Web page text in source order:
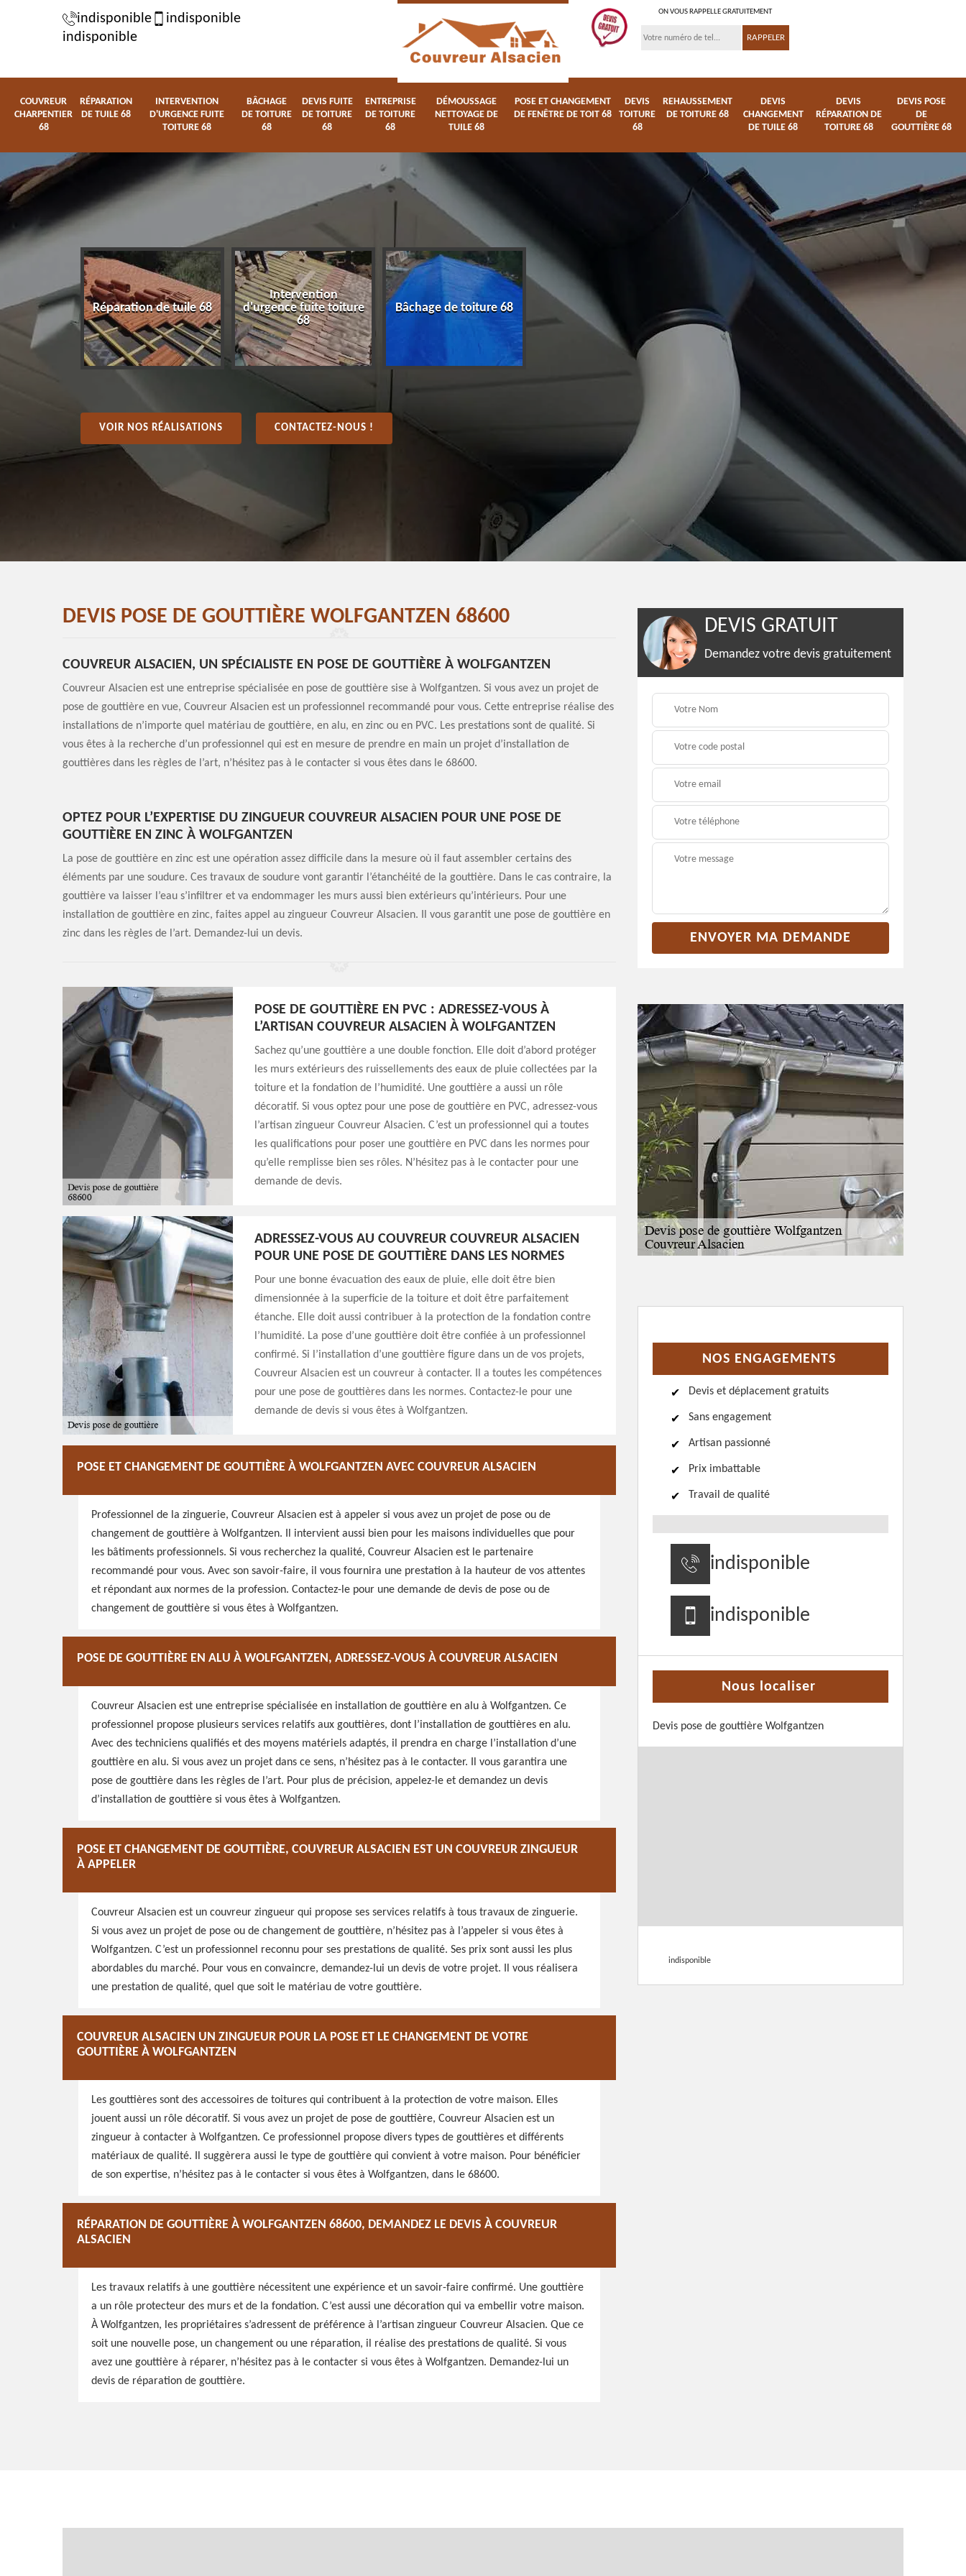
indisponible
indisponible
indisponible
ON VOUS RAPPELLE GRATUITEMENT
COUVREUR
CHARPENTIER
68
RÉPARATION
DE TUILE 68
INTERVENTION
D'URGENCE FUITE
TOITURE 68
BÂCHAGE
DE TOITURE
68
DEVIS FUITE
DE TOITURE
68
ENTREPRISE
DE TOITURE
68
DÉMOUSSAGE
NETTOYAGE DE
TUILE 68
POSE ET CHANGEMENT
DE FENÊTRE DE TOIT 68
DEVIS
TOITURE
68
REHAUSSEMENT
DE TOITURE 68
DEVIS
CHANGEMENT
DE TUILE 68
DEVIS
RÉPARATION DE
TOITURE 68
DEVIS POSE
DE
GOUTTIÈRE 68
Réparation de tuile 68
Intervention
d'urgence fuite toiture
68
Bâchage de toiture 68
Devis fuite de toiture
68
Entreprise de toiture
nettoyage de tuile 68
VOIR NOS RÉALISATIONS CONTACTEZ-NOUS !
DEVIS POSE DE GOUTTIÈRE WOLFGANTZEN 68600
COUVREUR ALSACIEN, UN SPÉCIALISTE EN POSE DE GOUTTIÈRE À WOLFGANTZEN
Couvreur Alsacien est une entreprise spécialisée en pose de gouttière sise à Wolfgantzen. Si vous avez un projet de
pose de gouttière en vue, Couvreur Alsacien est un professionnel recommandé pour vous. Cette entreprise réalise des
installations de n’importe quel matériau de gouttière, en alu, en zinc ou en PVC. Les prestations sont de qualité. Si
vous êtes à la recherche d’un professionnel qui est en mesure de prendre en main un projet d’installation de
gouttières dans les règles de l’art, n’hésitez pas à le contacter si vous êtes dans le 68600.
OPTEZ POUR L’EXPERTISE DU ZINGUEUR COUVREUR ALSACIEN POUR UNE POSE DE
GOUTTIÈRE EN ZINC À WOLFGANTZEN
La pose de gouttière en zinc est une opération assez difficile dans la mesure où il faut assembler certains des
éléments par une soudure. Ces travaux de soudure vont garantir l’étanchéité de la gouttière. Dans le cas contraire, la
gouttière va laisser l’eau s’infiltrer et va endommager les murs aussi bien extérieurs qu’intérieurs. Pour une
installation de gouttière en zinc, faites appel au zingueur Couvreur Alsacien. Il vous garantit une pose de gouttière en
zinc dans les règles de l’art. Demandez-lui un devis.
POSE DE GOUTTIÈRE EN PVC : ADRESSEZ-VOUS À
L’ARTISAN COUVREUR ALSACIEN À WOLFGANTZEN
Sachez qu’une gouttière a une double fonction. Elle doit d’abord protéger
les murs extérieurs des ruissellements des eaux de pluie collectées par la
toiture et la fondation de l’humidité. Une gouttière a aussi un rôle
décoratif. Si vous optez pour une pose de gouttière en PVC, adressez-vous
l’artisan zingueur Couvreur Alsacien. C’est un professionnel qui a toutes
les qualifications pour poser une gouttière en PVC dans les normes pour
qu’elle remplisse bien ses rôles. N’hésitez pas à le contacter pour une
demande de devis.
ADRESSEZ-VOUS AU COUVREUR COUVREUR ALSACIEN
POUR UNE POSE DE GOUTTIÈRE DANS LES NORMES
Pour une bonne évacuation des eaux de pluie, elle doit être bien
dimensionnée à la superficie de la toiture et doit être parfaitement
étanche. Elle doit aussi contribuer à la protection de la fondation contre
l’humidité. La pose d’une gouttière doit être confiée à un professionnel
confirmé. Si l’installation d’une gouttière figure dans un de vos projets,
Couvreur Alsacien est un couvreur à contacter. Il a toutes les compétences
pour une pose de gouttières dans les normes. Contactez-le pour une
demande de devis si vous êtes à Wolfgantzen.
POSE ET CHANGEMENT DE GOUTTIÈRE À WOLFGANTZEN AVEC COUVREUR ALSACIEN
Professionnel de la zinguerie, Couvreur Alsacien est à appeler si vous avez un projet de pose ou de
changement de gouttière à Wolfgantzen. Il intervient aussi bien pour les maisons individuelles que pour
les bâtiments professionnels. Si vous recherchez la qualité, Couvreur Alsacien est le partenaire
recommandé pour vous. Avec son savoir-faire, il vous fournira une prestation à la hauteur de vos attentes
et répondant aux normes de la profession. Contactez-le pour une demande de devis de pose ou de
changement de gouttière si vous êtes à Wolfgantzen.
POSE DE GOUTTIÈRE EN ALU À WOLFGANTZEN, ADRESSEZ-VOUS À COUVREUR ALSACIEN
Couvreur Alsacien est une entreprise spécialisée en installation de gouttière en alu à Wolfgantzen. Ce
professionnel propose plusieurs services relatifs aux gouttières, dont l’installation de gouttières en alu.
Avec des techniciens qualifiés et des moyens matériels adaptés, il prendra en charge l’installation d’une
gouttière en alu. Si vous avez un projet dans ce sens, n’hésitez pas à le contacter. Il vous garantira une
pose de gouttière dans les règles de l’art. Pour plus de précision, appelez-le et demandez un devis
d’installation de gouttière si vous êtes à Wolfgantzen.
POSE ET CHANGEMENT DE GOUTTIÈRE, COUVREUR ALSACIEN EST UN COUVREUR ZINGUEUR
À APPELER
Couvreur Alsacien est un couvreur zingueur qui propose ses services relatifs à tous travaux de zinguerie.
Si vous avez un projet de pose ou de changement de gouttière, n’hésitez pas à l’appeler si vous êtes à
Wolfgantzen. C’est un professionnel reconnu pour ses prestations de qualité. Ses prix sont aussi les plus
abordables du marché. Pour vous en convaincre, demandez-lui un devis de votre projet. Il vous réalisera
une prestation de qualité, quel que soit le matériau de votre gouttière.
COUVREUR ALSACIEN UN ZINGUEUR POUR LA POSE ET LE CHANGEMENT DE VOTRE
GOUTTIÈRE À WOLFGANTZEN
Les gouttières sont des accessoires de toitures qui contribuent à la protection de votre maison. Elles
jouent aussi un rôle décoratif. Si vous avez un projet de pose de gouttière, Couvreur Alsacien est un
zingueur à contacter à Wolfgantzen. Ce professionnel propose divers types de gouttières et différents
matériaux de qualité. Il suggèrera aussi le type de gouttière qui convient à votre maison. Pour bénéficier
de son expertise, n’hésitez pas à le contacter si vous êtes à Wolfgantzen, dans le 68600.
RÉPARATION DE GOUTTIÈRE À WOLFGANTZEN 68600, DEMANDEZ LE DEVIS À COUVREUR
ALSACIEN
Les travaux relatifs à une gouttière nécessitent une expérience et un savoir-faire confirmé. Une gouttière
a un rôle protecteur des murs et de la fondation. C’est aussi une décoration qui va embellir votre maison.
À Wolfgantzen, les propriétaires s’adressent de préférence à l’artisan zingueur Couvreur Alsacien. Que ce
soit une nouvelle pose, un changement ou une réparation, il réalise des prestations de qualité. Si vous
avez une gouttière à réparer, n’hésitez pas à le contacter si vous êtes à Wolfgantzen. Demandez-lui un
devis de réparation de gouttière.
DEVIS GRATUIT
Demandez votre devis gratuitement
NOS ENGAGEMENTS
Devis et déplacement gratuits
Sans engagement
Artisan passionné
Prix imbattable
Travail de qualité
indisponible
indisponible
Nous localiser
Devis pose de gouttière Wolfgantzen
indisponible